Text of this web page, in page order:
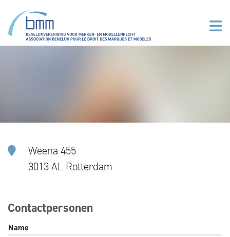
Weena 455
3013 AL Rotterdam
Contactpersonen
Name